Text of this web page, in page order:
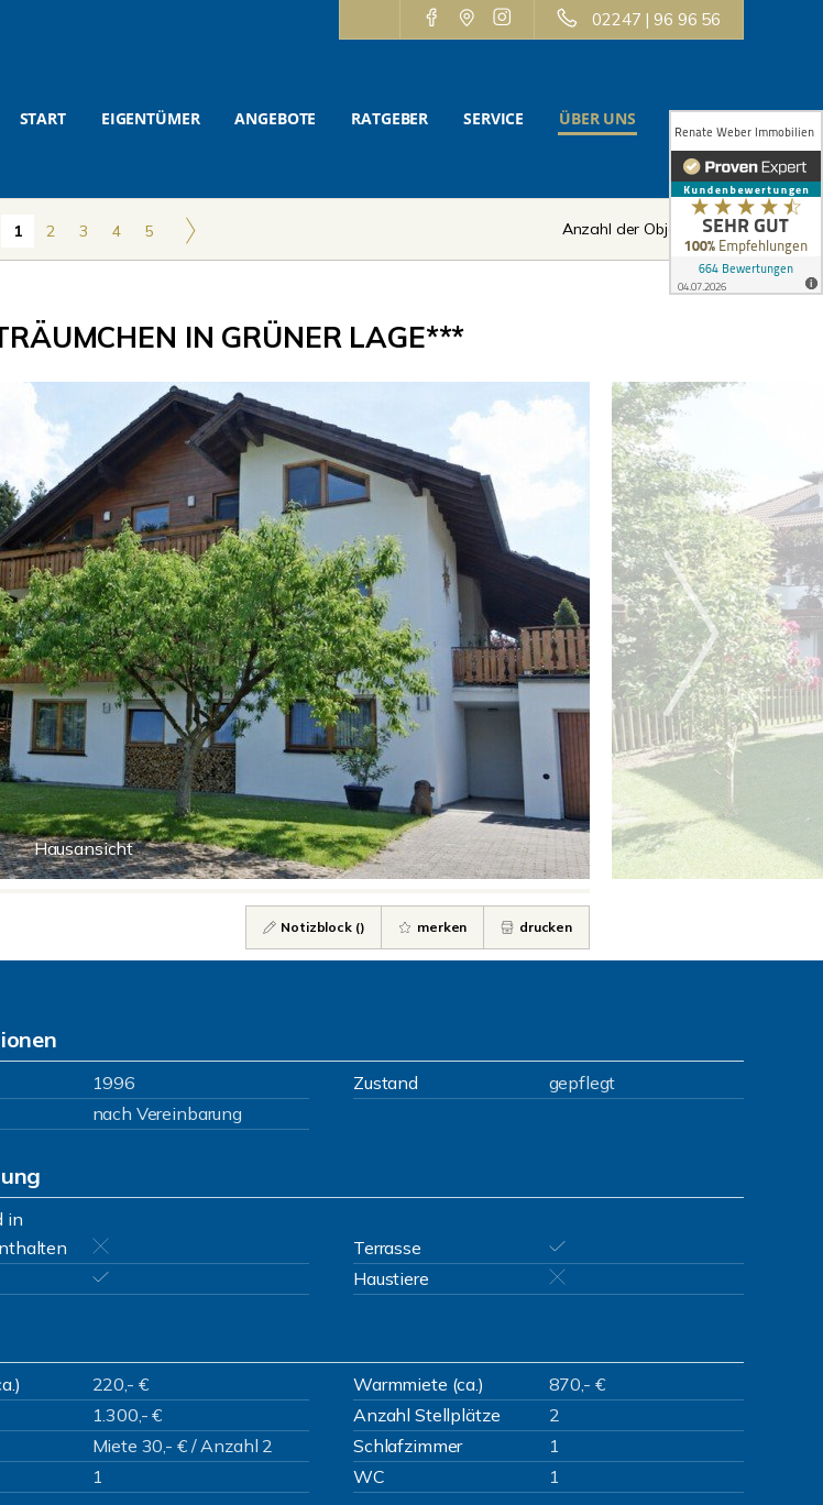
02247 | 96 96 56
START EIGENTÜMER ANGEBOTE RATGEBER SERVICE ÜBER UNS KONTAKT
1 2 3 4 5 Anzahl der Objekte:1 | 12
IN GRÜNER LAGE***
Hausansicht
Notizblock () merken drucken
1996 Zustand
gepflegt
nach Vereinbarung
in
Terrasse
Haustiere
220,- € Warmmiete (ca.)
870,- €
1.300,- € Anzahl Stellplätze
2
Miete 30,- € / Anzahl 2 Schlafzimmer
1
1 WC 1